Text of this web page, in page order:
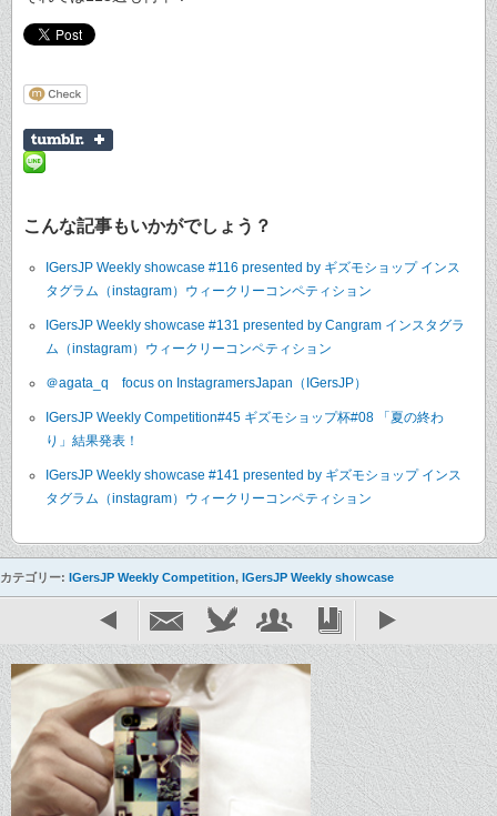
こんな記事もいかがでしょう？
IGersJP Weekly showcase #116 presented by ギズモショップ インス
タグラム（instagram）ウィークリーコンペティション
IGersJP Weekly showcase #131 presented by Cangram インスタグラ
ム（instagram）ウィークリーコンペティション
＠agata_q focus on InstagramersJapan（IGersJP）
IGersJP Weekly Competition#45 ギズモショップ杯#08 「夏の終わ
り」結果発表！
IGersJP Weekly showcase #141 presented by ギズモショップ インス
タグラム（instagram）ウィークリーコンペティション
カテゴリー: IGersJP Weekly Competition, IGersJP Weekly showcase